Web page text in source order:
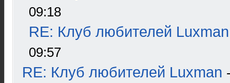
09:18
RE: Клуб любителей Luxman
09:57
RE: Клуб любителей Luxman